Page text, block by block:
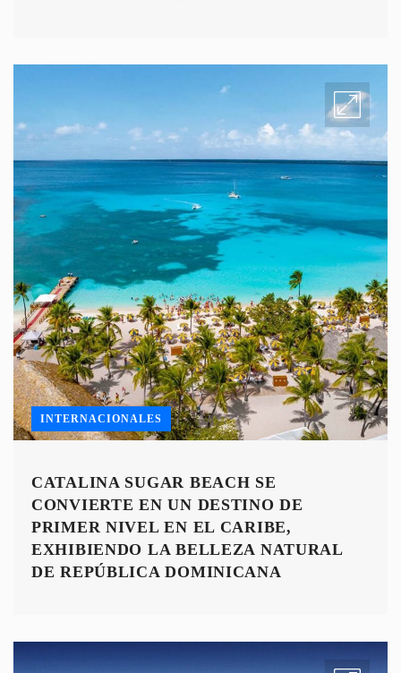
INTERNACIONALES
CATALINA SUGAR BEACH SE
CONVIERTE EN UN DESTINO DE
PRIMER NIVEL EN EL CARIBE,
EXHIBIENDO LA BELLEZA NATURAL
DE REPÚBLICA DOMINICANA